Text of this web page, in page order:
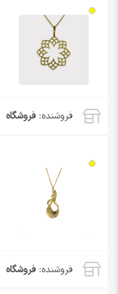
فروشنده:فروشگاه
فروشنده:فروشگاه